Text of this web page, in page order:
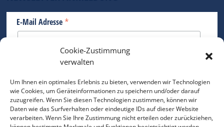
Cookie-Zustimmung
verwalten
Um Ihnen ein optimales Erlebnis zu bieten, verwenden wir Technologien
wie Cookies, um Geräteinformationen zu speichern und/oder darauf
zuzugreifen. Wenn Sie diesen Technologien zustimmen, können wir
Daten wie das Surfverhalten oder eindeutige IDs auf dieser Website
verarbeiten. Wenn Sie Ihre Zustimmung nicht erteilen oder zurückziehen,
E-Mail Adresse *
Bitte geben Sie Ihre E-Mail Adresse ein.
*